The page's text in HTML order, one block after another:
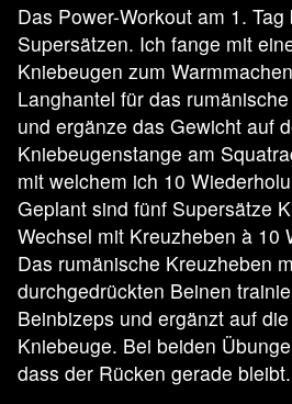
Das Power-Workout am 1.
Supersätzen. Ich fange mit
Kniebeugen zum
Langhantel für das
und ergänze das Gewicht auf
Kniebeugenstange am
mit welchem ich 10
Geplant sind fünf Supersätze
Wechsel mit Kreuzheben à 10
Das rumänische Kreuzheben
durchgedrückten Beinen
Beinbizeps und ergänzt auf
Kniebeuge. Bei beiden
dass der Rücken gerade bleibt.